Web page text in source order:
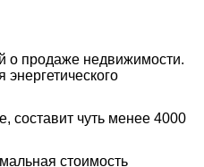
о продаже недвижимости.
составит чуть менее 4000
стоимость